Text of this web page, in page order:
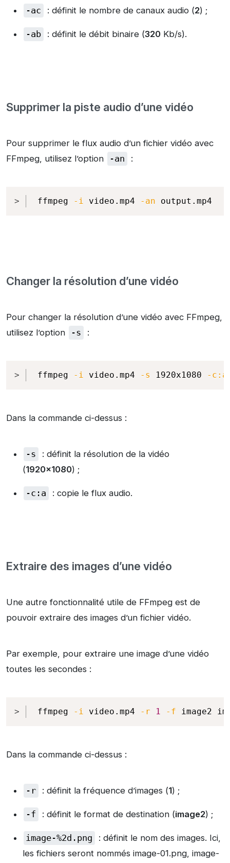
-ac : définit le nombre de canaux audio (2) ;
-ab : définit le débit binaire (320Kb/s).
Supprimer la piste audio d’une vidéo
Pour supprimer le flux audio d’un fichier vidéo avec
FFmpeg, utilisez l’option
-an :
ffmpeg -i video.mp4 -an output.mp4
Copy
Changer la résolution d’une vidéo
Pour changer la résolution d’une vidéo avec FFmpeg,
utilisez l’option
-s :
ffmpeg -i video.mp4 -s 1920x1080 -c:a
Copy
Dans la commande ci-dessus :
-s
: définit la résolution de la vidéo
(1920×1080) ;
-c:a : copie le flux audio.
Extraire des images d’une vidéo
Une autre fonctionnalité utile de FFmpeg est de
pouvoir extraire des images d’un fichier vidéo.
Par exemple, pour extraire une image d’une vidéo
toutes les secondes :
ffmpeg -i video.mp4 -r 1 -f image2
Copy
Dans la commande ci-dessus :
-r : définit la fréquence d’images (1) ;
-f : définit le format de destination (image2) ;
image-%2d.png
: définit le nom des images. Ici,
les fichiers seront nommés image-01.png, image-